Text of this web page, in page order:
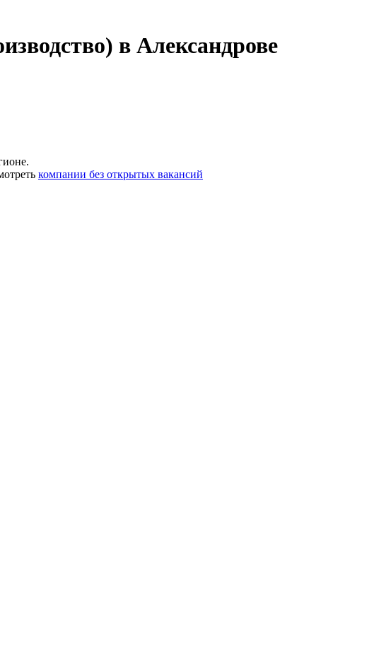
в Александрове
компании без открытых вакансий